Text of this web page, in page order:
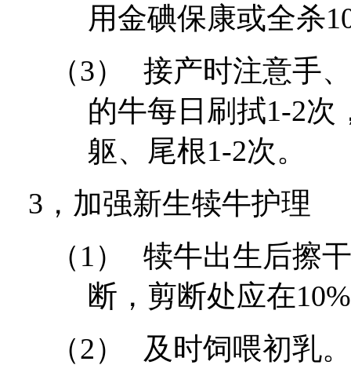
用金碘保康或全杀
（3）
接产时注意手
的牛每日刷拭1-2次
躯、尾根1-2次。
3， 加强新生犊牛护理
（1）
犊牛出生后擦
断，剪断处应在10%
（2）
及时饲喂初乳